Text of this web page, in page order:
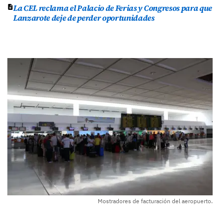
La CEL reclama el Palacio de Ferias y Congresos para que
Lanzarote deje de perder oportunidades
Mostradores de facturación del aeropuerto.